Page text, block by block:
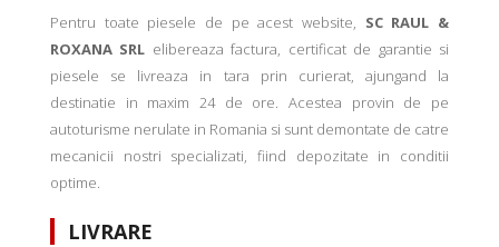
Pentru toate piesele de pe acest website, SC RAUL &
ROXANA SRL elibereaza factura, certificat de garantie si
piesele se livreaza in tara prin curierat, ajungand la
destinatie in maxim 24 de ore. Acestea provin de pe
autoturisme nerulate in Romania si sunt demontate de catre
mecanicii nostri specializati, fiind depozitate in conditii
optime.
LIVRARE